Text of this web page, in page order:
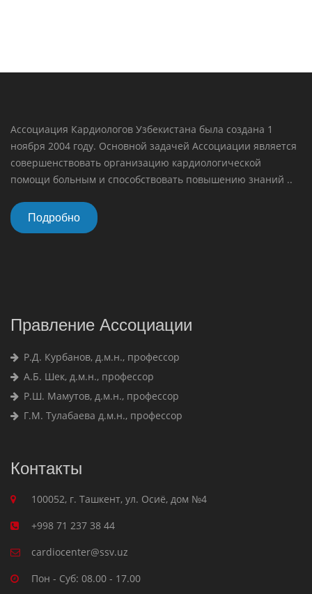
Ассоциация Кардиологов Узбекистана была создана 1
ноября 2004 году. Основной задачей Ассоциации является
совершенствовать организацию кардиологической
помощи больным и способствовать повышению знаний ..
Подробно
Правление Ассоциации
Р.Д. Курбанов, д.м.н., профессор
А.Б. Шек, д.м.н., профессор
Р.Ш. Мамутов, д.м.н., профессор
Г.М. Тулабаева д.м.н., профессор
Контакты
100052, г. Ташкент, ул. Осиё, дом №4
+998 71 237 38 44
cardiocenter@ssv.uz
Пон - Суб: 08.00 - 17.00